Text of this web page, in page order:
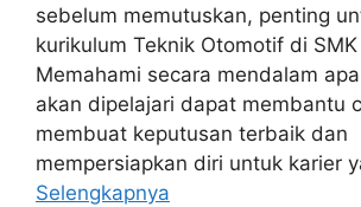
sebelum memutuskan, penting
kurikulum Teknik Otomotif di
Memahami secara mendalam
akan dipelajari dapat membantu
membuat keputusan terbaik dan
mempersiapkan diri untuk karier
Selengkapnya